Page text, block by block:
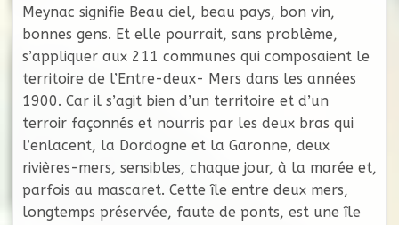
Meynac signifie Beau ciel, beau pays, bon vin,
bonnes gens. Et elle pourrait, sans problème,
s’appliquer aux 211 communes qui composaient le
territoire de l’Entre-deux- Mers dans les années
1900. Car il s’agit bien d’un territoire et d’un
terroir façonnés et nourris par les deux bras qui
l’enlacent, la Dordogne et la Garonne, deux
rivières-mers, sensibles, chaque jour, à la marée et,
parfois au mascaret. Cette île entre deux mers,
longtemps préservée, faute de ponts, est une île